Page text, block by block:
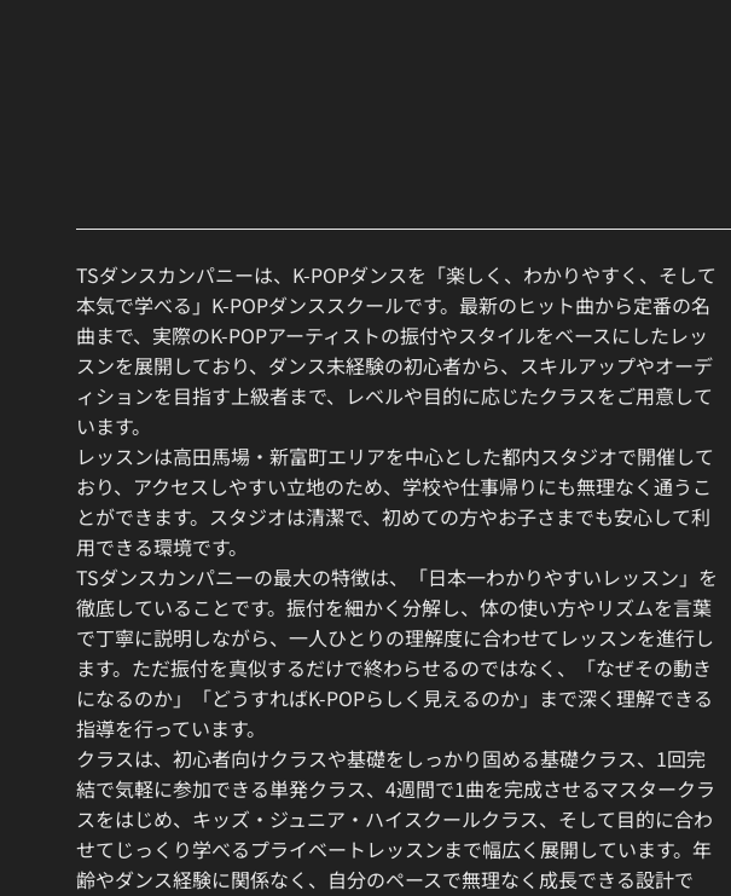
TSダンスカンパニーは、K-POPダンスを「楽しく、わかりやすく、そして
本気で学べる」K-POPダンススクールです。最新のヒット曲から定番の名
曲まで、実際のK-POPアーティストの振付やスタイルをベースにしたレッ
スンを展開しており、ダンス未経験の初心者から、スキルアップやオーデ
ィションを目指す上級者まで、レベルや目的に応じたクラスをご用意して
います。
レッスンは高田馬場・新富町エリアを中心とした都内スタジオで開催して
おり、アクセスしやすい立地のため、学校や仕事帰りにも無理なく通うこ
とができます。スタジオは清潔で、初めての方やお子さまでも安心して利
用できる環境です。
TSダンスカンパニーの最大の特徴は、「日本一わかりやすいレッスン」を
徹底していることです。振付を細かく分解し、体の使い方やリズムを言葉
で丁寧に説明しながら、一人ひとりの理解度に合わせてレッスンを進行し
ます。ただ振付を真似するだけで終わらせるのではなく、「なぜその動き
になるのか」「どうすればK-POPらしく見えるのか」まで深く理解できる
指導を行っています。
クラスは、初心者向けクラスや基礎をしっかり固める基礎クラス、1回完
結で気軽に参加できる単発クラス、4週間で1曲を完成させるマスタークラ
スをはじめ、キッズ・ジュニア・ハイスクールクラス、そして目的に合わ
せてじっくり学べるプライベートレッスンまで幅広く展開しています。年
齢やダンス経験に関係なく、自分のペースで無理なく成長できる設計で